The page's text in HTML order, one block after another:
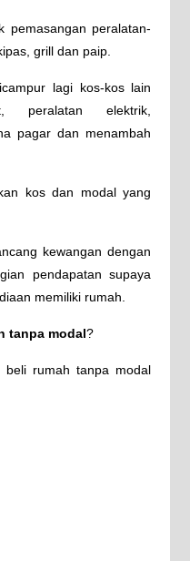
pemasangan peralatan-
grill dan paip.
lagi kos-kos lain
peralatan elektrik,
pagar dan menambah
kos dan modal yang
kewangan dengan
pendapatan supaya
memiliki rumah.
tanpa modal?
rumah tanpa modal